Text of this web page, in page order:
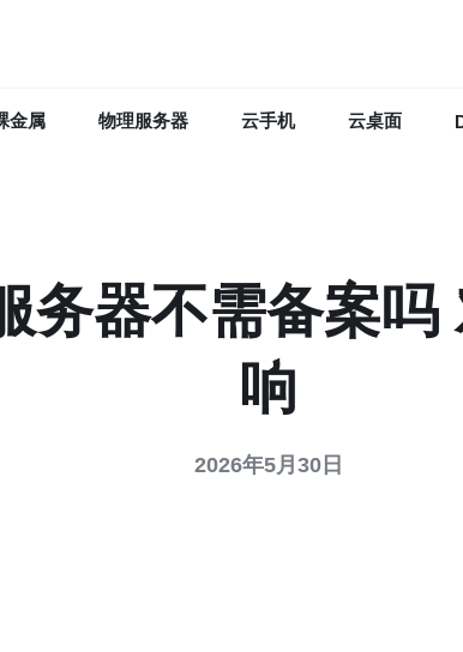
金属 物理服务器 云手机 云桌面
务器不需备案
响
2026年5月30日